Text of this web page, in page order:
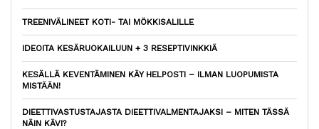
TREENIVÄLINEET KOTI- TAI MÖKKISALILLE
IDEOITA KESÄRUOKAILUUN + 3 RESEPTIVINKKIÄ
KESÄLLÄ KEVENTÄMINEN KÄY HELPOSTI – ILMAN LUOPUMISTA
MISTÄÄN!
DIEETTIVASTUSTAJASTA DIEETTIVALMENTAJAKSI – MITEN TÄSSÄ
NÄIN KÄVI?